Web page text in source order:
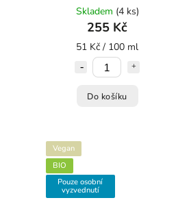
Skladem (4 ks)
255 Kč
51 Kč / 100 ml
Do košíku
Vegan
BIO
Pouze osobní
vyzvednutí